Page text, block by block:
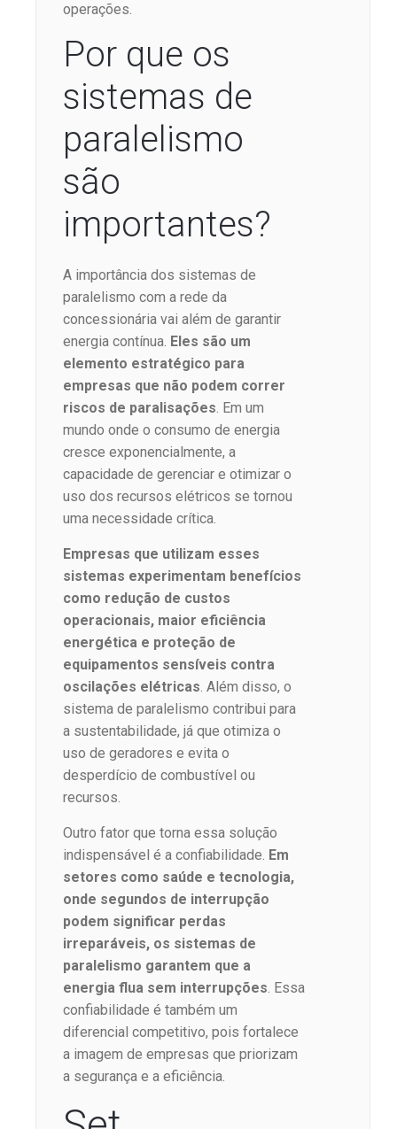
operações.
Por que os
sistemas de
paralelismo
são
importantes?
A importância dos sistemas de
paralelismo com a rede da
concessionária vai além de garantir
energia contínua. Eles são um
elemento estratégico para
empresas que não podem correr
riscos de paralisações. Em um
mundo onde o consumo de energia
cresce exponencialmente, a
capacidade de gerenciar e otimizar o
uso dos recursos elétricos se tornou
uma necessidade crítica.
Empresas que utilizam esses
sistemas experimentam benefícios
como redução de custos
operacionais, maior eficiência
energética e proteção de
equipamentos sensíveis contra
oscilações elétricas. Além disso, o
sistema de paralelismo contribui para
a sustentabilidade, já que otimiza o
uso de geradores e evita o
desperdício de combustível ou
recursos.
Outro fator que torna essa solução
indispensável é a confiabilidade. Em
setores como saúde e tecnologia,
onde segundos de interrupção
podem significar perdas
irreparáveis, os sistemas de
paralelismo garantem que a
energia flua sem interrupções. Essa
confiabilidade é também um
diferencial competitivo, pois fortalece
a imagem de empresas que priorizam
a segurança e a eficiência.